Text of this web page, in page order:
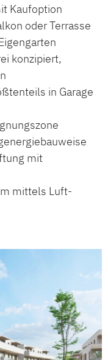
Kaufoption
oder Terrasse
konzipiert,
in Garage
mit
mittels Luft-